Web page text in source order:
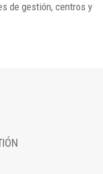
de gestión, centros y